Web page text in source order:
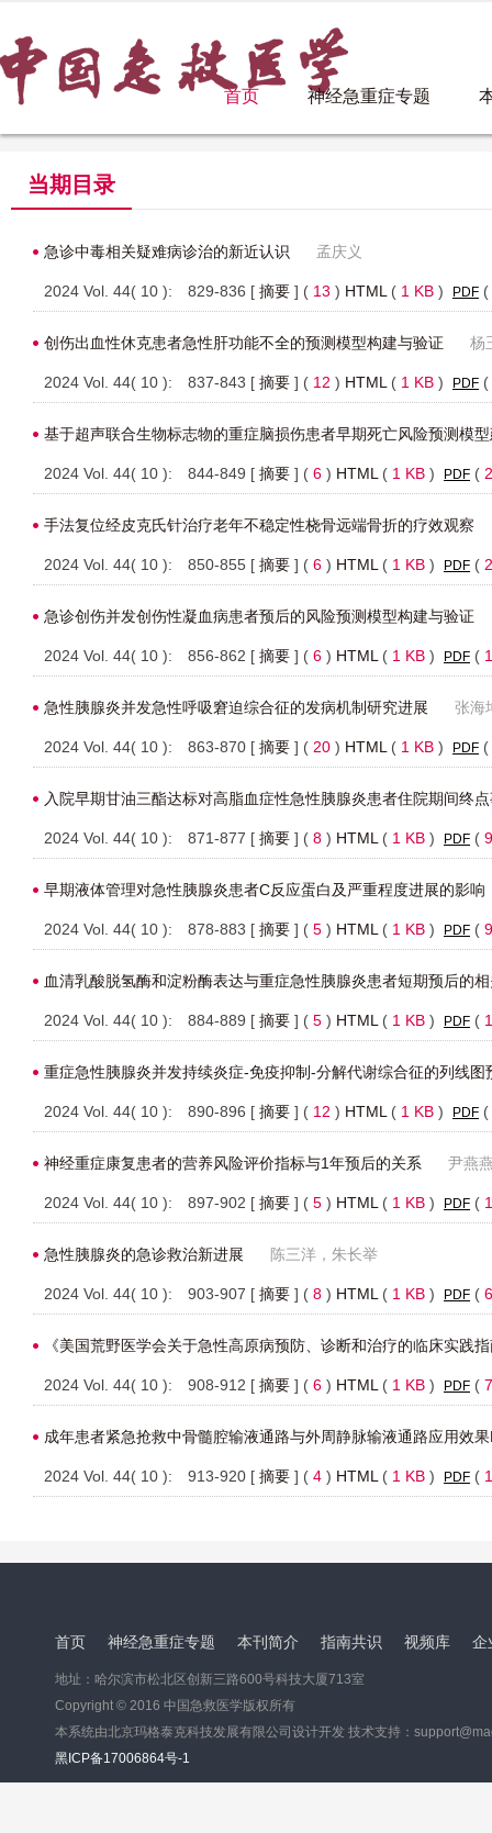
首页 神经急重症专题
当期目录
急诊中毒相关疑难病诊治的新近认识 孟庆义
2024 Vol. 44( 10 ): 829-836 [ 摘要 ] ( 13 ) HTML ( 1 KB ) PDF (
创伤出血性休克患者急性肝功能不全的预测模型构建与验证 杨
2024 Vol. 44( 10 ): 837-843 [ 摘要 ] ( 12 ) HTML ( 1 KB ) PDF (
基于超声联合生物标志物的重症脑损伤患者早期死亡风险预测模
2024 Vol. 44( 10 ): 844-849 [ 摘要 ] ( 6 ) HTML ( 1 KB ) PDF (
手法复位经皮克氏针治疗老年不稳定性桡骨远端骨折的疗效观察
2024 Vol. 44( 10 ): 850-855 [ 摘要 ] ( 6 ) HTML ( 1 KB ) PDF (
急诊创伤并发创伤性凝血病患者预后的风险预测模型构建与验证
2024 Vol. 44( 10 ): 856-862 [ 摘要 ] ( 6 ) HTML ( 1 KB ) PDF (
急性胰腺炎并发急性呼吸窘迫综合征的发病机制研究进展 张海
2024 Vol. 44( 10 ): 863-870 [ 摘要 ] ( 20 ) HTML ( 1 KB ) PDF (
入院早期甘油三酯达标对高脂血症性急性胰腺炎患者住院期间终
2024 Vol. 44( 10 ): 871-877 [ 摘要 ] ( 8 ) HTML ( 1 KB ) PDF (
早期液体管理对急性胰腺炎患者C反应蛋白及严重程度进展的影响
2024 Vol. 44( 10 ): 878-883 [ 摘要 ] ( 5 ) HTML ( 1 KB ) PDF (
血清乳酸脱氢酶和淀粉酶表达与重症急性胰腺炎患者短期预后的
2024 Vol. 44( 10 ): 884-889 [ 摘要 ] ( 5 ) HTML ( 1 KB ) PDF (
重症急性胰腺炎并发持续炎症-免疫抑制-分解代谢综合征的列线图
2024 Vol. 44( 10 ): 890-896 [ 摘要 ] ( 12 ) HTML ( 1 KB ) PDF (
神经重症康复患者的营养风险评价指标与1年预后的关系 尹燕
2024 Vol. 44( 10 ): 897-902 [ 摘要 ] ( 5 ) HTML ( 1 KB ) PDF (
急性胰腺炎的急诊救治新进展 陈三洋，朱长举
2024 Vol. 44( 10 ): 903-907 [ 摘要 ] ( 8 ) HTML ( 1 KB ) PDF (
《美国荒野医学会关于急性高原病预防、诊断和治疗的临床实践
2024 Vol. 44( 10 ): 908-912 [ 摘要 ] ( 6 ) HTML ( 1 KB ) PDF (
成年患者紧急抢救中骨髓腔输液通路与外周静脉输液通路应用效
2024 Vol. 44( 10 ): 913-920 [ 摘要 ] ( 4 ) HTML ( 1 KB ) PDF (
首页 神经急重症专题 本刊简介 指南共识 视频库 企
地址：哈尔滨市松北区创新三路600号科技大厦713室
Copyright © 2016 中国急救医学版权所有
本系统由北京玛格泰克科技发展有限公司设计开发 技术支持：
黑ICP备17006864号-1